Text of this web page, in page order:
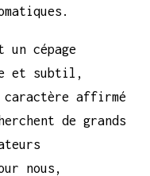
cépage
et subtil,
caractère affirmé
de grands
nous,